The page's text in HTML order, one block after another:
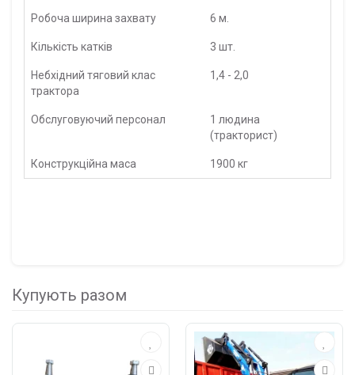
Робоча ширина захвату 6 м.
Кількість катків 3 шт.
Небхідний тяговий клас
трактора
1,4 - 2,0
Обслуговуючий персонал
1 людина
(тракторист)
Конструкційна маса 1900 кг
Купують разом